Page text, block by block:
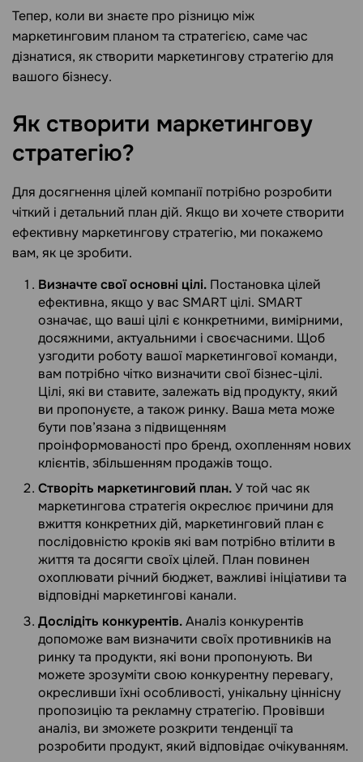
Тепер, коли ви знаєте про різницю між
маркетинговим планом та стратегією, саме час
дізнатися, як створити маркетингову стратегію для
вашого бізнесу.
Як створити маркетингову
стратегію?
Для досягнення цілей компанії потрібно розробити
чіткий і детальний план дій. Якщо ви хочете створити
ефективну маркетингову стратегію, ми покажемо
вам, як це зробити.
Визначте свої основні цілі. Постановка цілей
ефективна, якщо у вас SMART цілі. SMART
означає, що ваші цілі є конкретними, вимірними,
досяжними, актуальними і своєчасними. Щоб
узгодити роботу вашої маркетингової команди,
вам потрібно чітко визначити свої бізнес-цілі.
Цілі, які ви ставите, залежать від продукту, який
ви пропонуєте, а також ринку. Ваша мета може
бути пов’язана з підвищенням
проінформованості про бренд, охопленням нових
клієнтів, збільшенням продажів тощо.
Створіть маркетинговий план.У той час як
маркетингова стратегія окреслює причини для
вжиття конкретних дій, маркетинговий план є
послідовністю кроків які вам потрібно втілити в
життя та досягти своїх цілей. План повинен
охоплювати річний бюджет, важливі ініціативи та
відповідні маркетингові канали.
Дослідіть конкурентів.Аналіз конкурентів
допоможе вам визначити своїх противників на
ринку та продукти, які вони пропонують. Ви
можете зрозуміти свою конкурентну перевагу,
окресливши їхні особливості, унікальну ціннісну
пропозицію та рекламну стратегію. Провівши
аналіз, ви зможете розкрити тенденції та
розробити продукт, який відповідає очікуванням.